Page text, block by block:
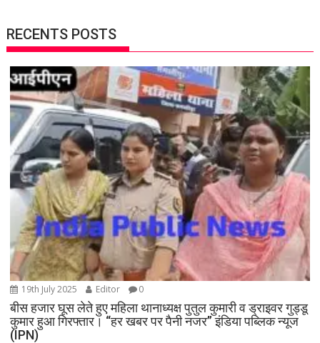
RECENTS POSTS
19th July 2025 Editor 0
बीस हजार घूस लेते हुए महिला थानाध्यक्ष पुतुल कुमारी व ड्राइवर गुड्डू
कुमार हुआ गिरफ्तार। “हर खबर पर पैनी नजर” इंडिया पब्लिक न्यूज
(IPN)